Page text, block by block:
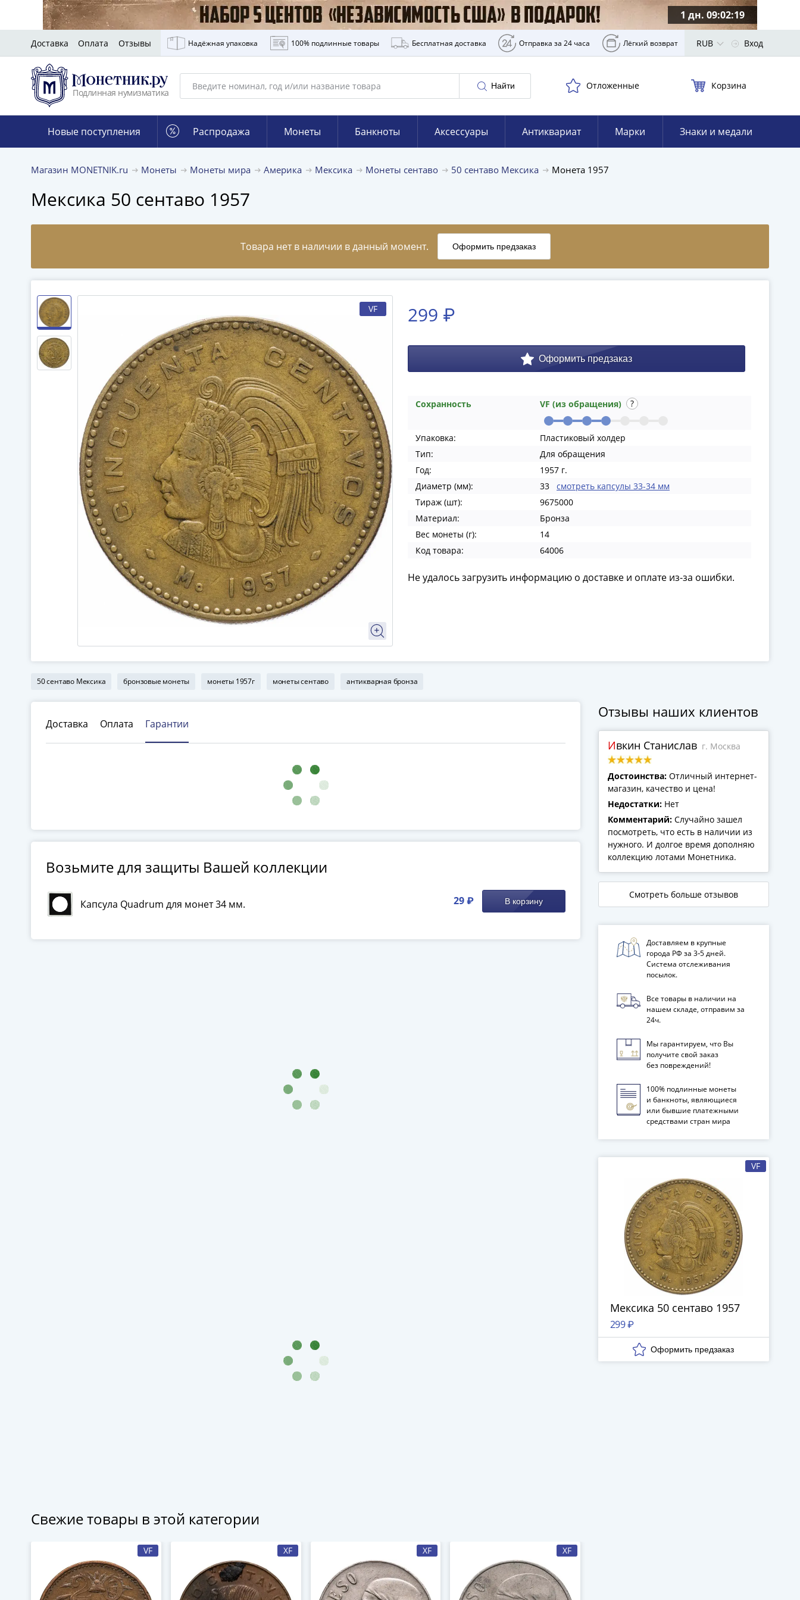
1 дн. 09:02:18
Доставка Оплата Отзывы Надёжная упаковка 100% подлинные товары Бесплатная доставка Отправка за 24 часа Лёгкий возврат RUB Вход
Подлинная нумизматика
Найти Отложенные Корзина
Новые поступления Распродажа Монеты Банкноты Аксессуары Антиквариат Марки Знаки и медали
Магазин MONETNIK.ru Монеты Монеты мира Америка Мексика Монеты сентаво 50 сентаво Мексика Монета 1957
Мексика 50 сентаво 1957
VF 299 ₽
Сохранность VF (из обращения)
Упаковка:
Пластиковый холдер
Тип:
Для обращения
Год:
1957 г.
Диаметр (мм):
33
смотреть капсулы 33-34 мм
Тираж (шт):
9675000
Материал:
Бронза
Вес монеты (г):
14
Код товара:
64006
Не удалось загрузить информацию о доставке и оплате из-за ошибки.
50 сентаво Мексика бронзовые монеты монеты 1957г монеты сентаво антикварная бронза
Доставка Оплата Гарантии
Возьмите для защиты Вашей коллекции
Капсула Quadrum для монет 34 мм. 29 ₽ В корзину
Свежие товары в этой категории
VF XF XF XF
Отзывы наших клиентов
Ивкин Станислав г. Москва
Достоинства: Отличный интернет-
магазин, качество и цена!
Недостатки: Нет
Комментарий: Случайно зашел
посмотреть, что есть в наличии из
нужного. И долгое время дополняю
коллекцию лотами Монетника.
Смотреть больше отзывов
Доставляем в крупные
города РФ за 3‑5 дней.
Система отслеживания
посылок.
Все товары в наличии на
нашем складе, отправим за
24ч.
Мы гарантируем, что Вы
получите свой заказ
без повреждений!
100% подлинные монеты
и банкноты, являющиеся
или бывшие платежными
средствами стран мира
VF
Мексика 50 сентаво 1957
299 ₽